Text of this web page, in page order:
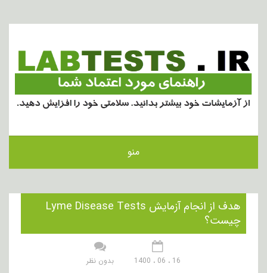
منو
هدف از انجام آزمایش Lyme Disease Tests
چیست؟
16 ، 06 ، 1400 بدون نظر